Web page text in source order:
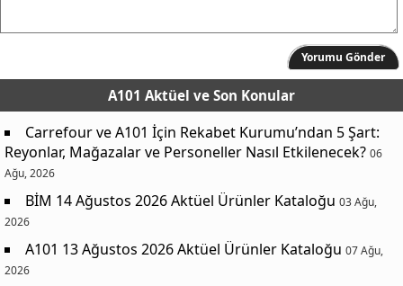
Yorumu Gönder
A101 Aktüel ve Son Konular
Carrefour ve A101 İçin Rekabet Kurumu’ndan 5 Şart:
Reyonlar, Mağazalar ve Personeller Nasıl Etkilenecek? 06
Ağu, 2026
BİM 14 Ağustos 2026 Aktüel Ürünler Kataloğu 03 Ağu,
2026
A101 13 Ağustos 2026 Aktüel Ürünler Kataloğu 07 Ağu,
2026